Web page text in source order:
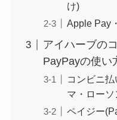
け)
Apple Pay
アイハーブの
PayPayの使い
コンビニ
マ・ロー
ペイジー